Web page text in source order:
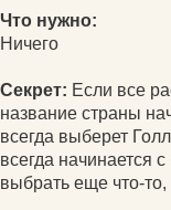
Что нужно:
Ничего
Секрет: Если все
название страны
всегда выберет
всегда начинается
выбрать еще что-то,